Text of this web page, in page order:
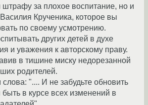
штрафу за плохое воспитание, но и
Крученика, которое вы
по своему усмотрению.
других детей в духе
и уважения к авторскому праву.
в тишине миску недорезанной
родителей.
".... И не забудьте обновить
в курсе всех изменений в